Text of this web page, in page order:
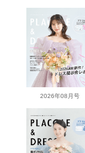
2026年08月号